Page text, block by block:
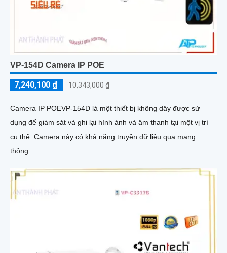
VP-154D Camera IP POE
7,240,100 ₫ 10,343,000 ₫
Camera IP POEVP-154D là một thiết bị không dây được sử
dụng để giám sát và ghi lại hình ảnh và âm thanh tại một vị trí
cụ thể. Camera này có khả năng truyền dữ liệu qua mạng
thông...